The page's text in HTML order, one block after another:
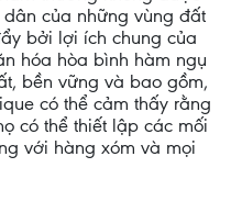
của những vùng đất
bởi lợi ích chung của
hóa hòa bình hàm ngụ
bền vững và bao gồm,
có thể cảm thấy rằng
có thể thiết lập các mối
với hàng xóm và mọi